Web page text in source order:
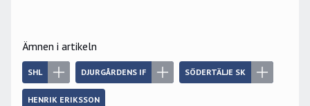
Ämnen i artikeln
SHL DJURGÅRDENS IF SÖDERTÄLJE SK
HENRIK ERIKSSON